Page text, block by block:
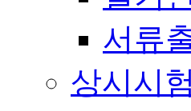
서류
상시시